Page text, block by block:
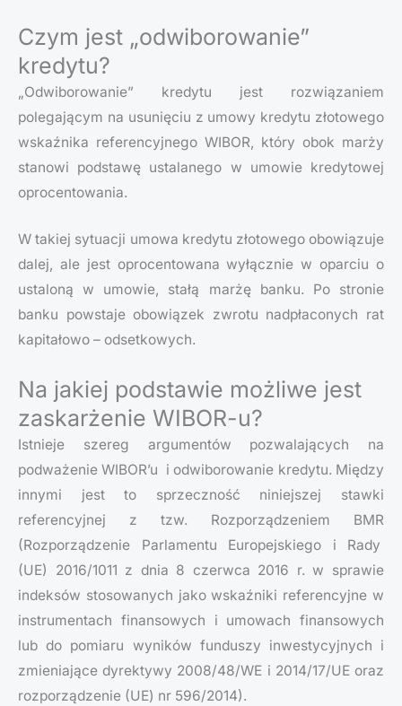
Czym jest „odwiborowanie”
kredytu?
„Odwiborowanie” kredytu jest rozwiązaniem
polegającym na usunięciu z umowy kredytu złotowego
wskaźnika referencyjnego WIBOR, który obok marży
stanowi podstawę ustalanego w umowie kredytowej
oprocentowania.
W takiej sytuacji umowa kredytu złotowego obowiązuje
dalej, ale jest oprocentowana wyłącznie w oparciu o
ustaloną w umowie, stałą marżę banku. Po stronie
banku powstaje obowiązek zwrotu nadpłaconych rat
kapitałowo – odsetkowych.
Na jakiej podstawie możliwe jest
zaskarżenie WIBOR-u?
Istnieje szereg argumentów pozwalających na
podważenie WIBOR’u i odwiborowanie kredytu. Między
innymi jest to sprzeczność niniejszej stawki
referencyjnej z tzw. Rozporządzeniem BMR
(Rozporządzenie Parlamentu Europejskiego i Rady
(UE) 2016/1011 z dnia 8 czerwca 2016 r. w sprawie
indeksów stosowanych jako wskaźniki referencyjne w
instrumentach finansowych i umowach finansowych
lub do pomiaru wyników funduszy inwestycyjnych i
zmieniające dyrektywy 2008/48/WE i 2014/17/UE oraz
rozporządzenie (UE) nr 596/2014).